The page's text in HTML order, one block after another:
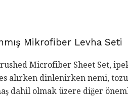
Mikrofiber Levha Seti
Microfiber Sheet Set,
alırken dinlenirken nemi,
dahil olmak üzere diğer